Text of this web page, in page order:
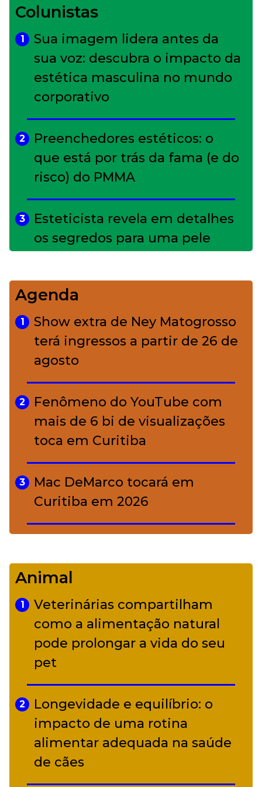
Colunistas
1
Sua imagem lidera antes da
sua voz: descubra o impacto da
estética masculina no mundo
corporativo
2
Preenchedores estéticos: o
que está por trás da fama (e do
risco) do PMMA
3
Esteticista revela em detalhes
os segredos para uma pele
4
Bolsas de palha e ráfia: o
charme rústico que
conquistou o luxo
A ciência por trás da skincare: a
função de cada ativo
Agenda
1
Show extra de Ney Matogrosso
terá ingressos a partir de 26 de
agosto
2
Fenômeno do YouTube com
mais de 6 bi de visualizações
toca em Curitiba
3
Mac DeMarco tocará em
Curitiba em 2026
Camerata tem repertório
diverso a partir de R$ 17
Adriana Calcanhotto retoma
alter ego infantil para show em
Curitiba
Animal
1
Veterinárias compartilham
como a alimentação natural
pode prolongar a vida do seu
pet
2
Longevidade e equilíbrio: o
impacto de uma rotina
alimentar adequada na saúde
de cães